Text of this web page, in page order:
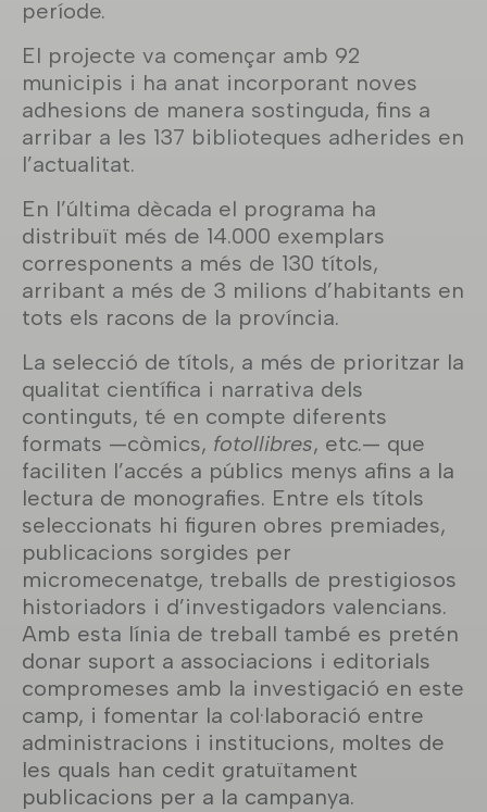
període.
El projecte va començar amb 92
municipis i ha anat incorporant noves
adhesions de manera sostinguda, fins a
arribar a les 137 biblioteques adherides en
l’actualitat.
En l’última dècada el programa ha
distribuït més de 14.000 exemplars
corresponents a més de 130 títols,
arribant a més de 3 milions d’habitants en
tots els racons de la província.
La selecció de títols, a més de prioritzar la
qualitat científica i narrativa dels
continguts, té en compte diferents
formats —còmics, fotollibres, etc.— que
faciliten l’accés a públics menys afins a la
lectura de monografies. Entre els títols
seleccionats hi figuren obres premiades,
publicacions sorgides per
micromecenatge, treballs de prestigiosos
historiadors i d’investigadors valencians.
Amb esta línia de treball també es pretén
donar suport a associacions i editorials
compromeses amb la investigació en este
camp, i fomentar la col·laboració entre
administracions i institucions, moltes de
les quals han cedit gratuïtament
publicacions per a la campanya.